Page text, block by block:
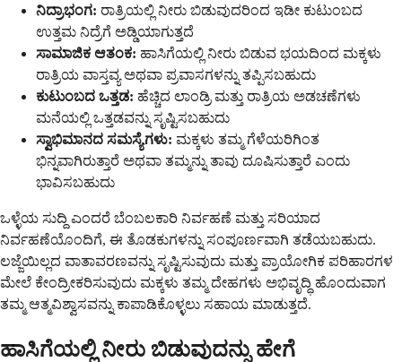
ನಿದ್ರಾಭಂಗ: ರಾತ್ರಿಯಲ್ಲಿ ನೀರು ಬಿಡುವುದರಿಂದ ಇಡೀ ಕುಟುಂಬದ
ಉತ್ತಮ ನಿದ್ರೆಗೆ ಅಡ್ಡಿಯಾಗುತ್ತದೆ
ಸಾಮಾಜಿಕ ಆತಂಕ: ಹಾಸಿಗೆಯಲ್ಲಿ ನೀರು ಬಿಡುವ ಭಯದಿಂದ ಮಕ್ಕಳು
ರಾತ್ರಿಯ ವಾಸ್ತವ್ಯ ಅಥವಾ ಪ್ರವಾಸಗಳನ್ನು ತಪ್ಪಿಸಬಹುದು
ಕುಟುಂಬದ ಒತ್ತಡ: ಹೆಚ್ಚಿದ ಲಾಂಡ್ರಿ ಮತ್ತು ರಾತ್ರಿಯ ಅಡಚಣೆಗಳು
ಮನೆಯಲ್ಲಿ ಒತ್ತಡವನ್ನು ಸೃಷ್ಟಿಸಬಹುದು
ಸ್ವಾಭಿಮಾನದ ಸಮಸ್ಯೆಗಳು: ಮಕ್ಕಳು ತಮ್ಮ ಗೆಳೆಯರಿಗಿಂತ
ಭಿನ್ನವಾಗಿರುತ್ತಾರೆ ಅಥವಾ ತಮ್ಮನ್ನು ತಾವು ದೂಷಿಸುತ್ತಾರೆ ಎಂದು
ಭಾವಿಸಬಹುದು
ಒಳ್ಳೆಯ ಸುದ್ದಿ ಎಂದರೆ ಬೆಂಬಲಕಾರಿ ನಿರ್ವಹಣೆ ಮತ್ತು ಸರಿಯಾದ
ನಿರ್ವಹಣೆಯೊಂದಿಗೆ, ಈ ತೊಡಕುಗಳನ್ನು ಸಂಪೂರ್ಣವಾಗಿ ತಡೆಯಬಹುದು.
ಲಜ್ಜೆಯಿಲ್ಲದ ವಾತಾವರಣವನ್ನು ಸೃಷ್ಟಿಸುವುದು ಮತ್ತು ಪ್ರಾಯೋಗಿಕ ಪರಿಹಾರಗಳ
ಮೇಲೆ ಕೇಂದ್ರೀಕರಿಸುವುದು ಮಕ್ಕಳು ತಮ್ಮ ದೇಹಗಳು ಅಭಿವೃದ್ಧಿ ಹೊಂದುವಾಗ
ತಮ್ಮ ಆತ್ಮವಿಶ್ವಾಸವನ್ನು ಕಾಪಾಡಿಕೊಳ್ಳಲು ಸಹಾಯ ಮಾಡುತ್ತದೆ.
ಹಾಸಿಗೆಯಲ್ಲಿ ನೀರು ಬಿಡುವುದನ್ನು ಹೇಗೆ